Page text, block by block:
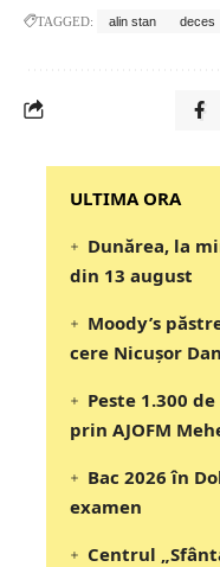
TAGGED: alin stan deces
‎‎‎‎‎‎‎ULTIMA ORA
Dunărea, la
din 13 august
Moody’s
cere Nicușor Dan
Peste 1.300
prin AJOFM
Bac 2026 în
examen
Centrul